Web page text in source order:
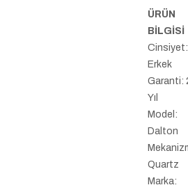
ÜRÜN
BİLGİSİ
Cinsiyet:
Erkek
Garanti:
Yıl
Model:
Dalton
Quartz
Marka: